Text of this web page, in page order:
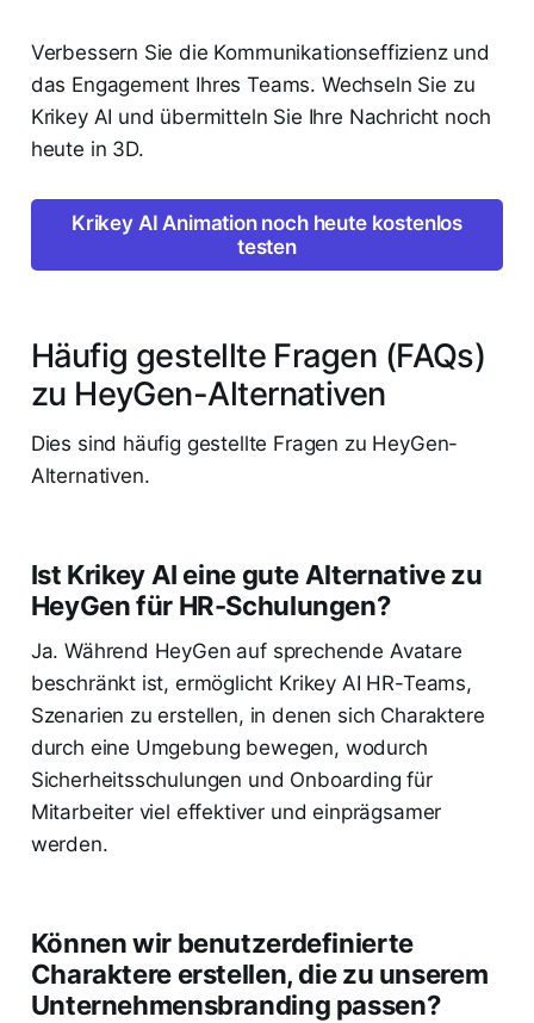
Verbessern Sie die Kommunikationseffizienz und
das Engagement Ihres Teams. Wechseln Sie zu
Krikey AI und übermitteln Sie Ihre Nachricht noch
heute in 3D.
Krikey AI Animation noch heute kostenlos
testen
Häufig gestellte Fragen (FAQs)
zu HeyGen-Alternativen
Dies sind häufig gestellte Fragen zu HeyGen-
Alternativen.
Ist Krikey AI eine gute Alternative zu
HeyGen für HR-Schulungen?
Ja. Während HeyGen auf sprechende Avatare
beschränkt ist, ermöglicht Krikey AI HR-Teams,
Szenarien zu erstellen, in denen sich Charaktere
durch eine Umgebung bewegen, wodurch
Sicherheitsschulungen und Onboarding für
Mitarbeiter viel effektiver und einprägsamer
werden.
Können wir benutzerdefinierte
Charaktere erstellen, die zu unserem
Unternehmensbranding passen?